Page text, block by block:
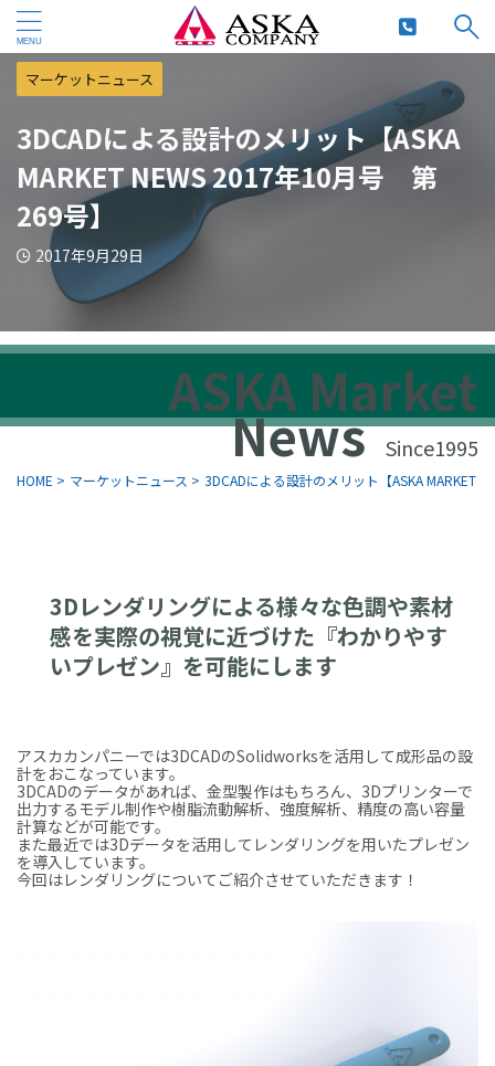
マーケットニュース
3DCADによる設計のメリット【ASKA
MARKET NEWS 2017年10月号 第
269号】
2017年9月29日
ASKA Market
News Since1995
HOME > マーケットニュース > 3DCADによる設計のメリット【ASKA MARKET
3Dレンダリングによる様々な色調や素材
感を実際の視覚に近づけた『わかりやす
いプレゼン』を可能にします
アスカカンパニーでは3DCADのSolidworksを活用して成形品の設
計をおこなっています。
3DCADのデータがあれば、金型製作はもちろん、3Dプリンターで
出力するモデル制作や樹脂流動解析、強度解析、精度の高い容量
計算などが可能です。
また最近では3Dデータを活用してレンダリングを用いたプレゼン
を導入しています。
今回はレンダリングについてご紹介させていただきます！